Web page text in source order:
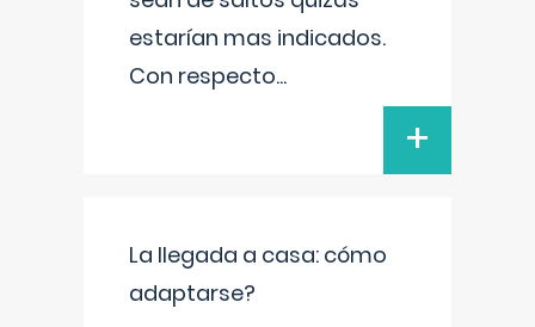
estarían mas indicados.
Con respecto...
+
La llegada a casa: cómo
adaptarse?